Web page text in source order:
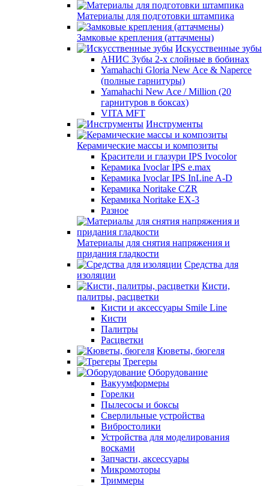
Материалы для подготовки штампика
Замковые крепления (аттачмены)
Искусственные зубы
АНИС Зубы 2-х слойные в бобинах
Yamahachi Gloria New Ace & Naperce
(полные гарнитуры)
Yamahachi New Ace / Million (20
гарнитуров в боксах)
VITA MFT
Инструменты
Керамические массы и композиты
Красители и глазури IPS Ivocolor
Керамика Ivoclar IPS e.max
Керамика Ivoclar IPS InLine A-D
Керамика Noritake CZR
Керамика Noritake EX-3
Разное
Материалы для снятия напряжения и
придания гладкости
Средства для
изоляции
Кисти,
палитры, расцветки
Кисти и аксессуары Smile Line
Кисти
Палитры
Расцветки
Кюветы, бюгеля
Трегеры
Оборудование
Вакуумформеры
Горелки
Пылесосы и боксы
Сверлильные устройства
Вибростолики
Устройства для моделирования
восками
Запчасти, аксессуары
Микромоторы
Триммеры